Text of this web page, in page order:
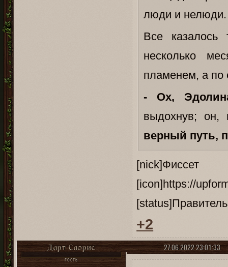
люди и нелюди.
Все казалось
несколько
пламенем, а по
- Ох,
выдохнув; он,
верный путь,
[icon]https://
+2
27.06.2022 23:01:33
Дарт Саорис
ГОСТЬ